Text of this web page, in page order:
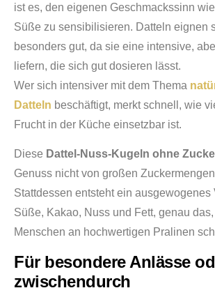
ist es, den eigenen Geschmackssinn
Süße zu sensibilisieren. Datteln eignen
besonders gut, da sie eine intensive,
liefern, die sich gut dosieren lässt.
Wer sich intensiver mit dem Thema
Datteln beschäftigt, merkt schnell, wie
Frucht in der Küche einsetzbar ist.
Diese Dattel-Nuss-Kugeln ohne
Genuss nicht von großen
Stattdessen entsteht ein ausgewogenes
Süße, Kakao, Nuss und Fett, genau
Menschen an hochwertigen Pralinen
Für besondere Anlässe
zwischendurch